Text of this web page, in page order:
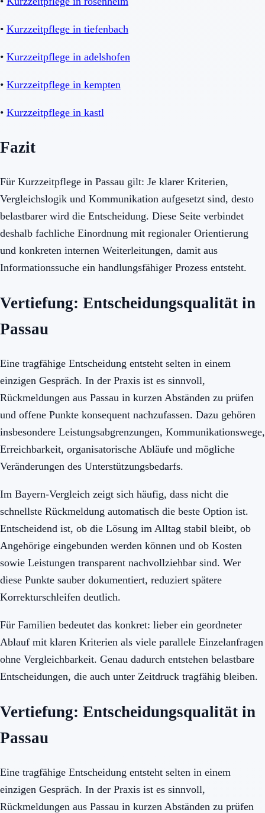
• Kurzzeitpflege in tiefenbach
• Kurzzeitpflege in adelshofen
• Kurzzeitpflege in kempten
• Kurzzeitpflege in kastl
Fazit
Für Kurzzeitpflege in Passau gilt: Je klarer Kriterien,
Vergleichslogik und Kommunikation aufgesetzt sind, desto
belastbarer wird die Entscheidung. Diese Seite verbindet
deshalb fachliche Einordnung mit regionaler Orientierung
und konkreten internen Weiterleitungen, damit aus
Informationssuche ein handlungsfähiger Prozess entsteht.
Vertiefung: Entscheidungsqualität in
Passau
Eine tragfähige Entscheidung entsteht selten in einem
einzigen Gespräch. In der Praxis ist es sinnvoll,
Rückmeldungen aus Passau in kurzen Abständen zu prüfen
und offene Punkte konsequent nachzufassen. Dazu gehören
insbesondere Leistungsabgrenzungen, Kommunikationswege,
Erreichbarkeit, organisatorische Abläufe und mögliche
Veränderungen des Unterstützungsbedarfs.
Im Bayern-Vergleich zeigt sich häufig, dass nicht die
schnellste Rückmeldung automatisch die beste Option ist.
Entscheidend ist, ob die Lösung im Alltag stabil bleibt, ob
Angehörige eingebunden werden können und ob Kosten
sowie Leistungen transparent nachvollziehbar sind. Wer
diese Punkte sauber dokumentiert, reduziert spätere
Korrekturschleifen deutlich.
Für Familien bedeutet das konkret: lieber ein geordneter
Ablauf mit klaren Kriterien als viele parallele Einzelanfragen
ohne Vergleichbarkeit. Genau dadurch entstehen belastbare
Entscheidungen, die auch unter Zeitdruck tragfähig bleiben.
Vertiefung: Entscheidungsqualität in
Passau
Eine tragfähige Entscheidung entsteht selten in einem
einzigen Gespräch. In der Praxis ist es sinnvoll,
Rückmeldungen aus Passau in kurzen Abständen zu prüfen